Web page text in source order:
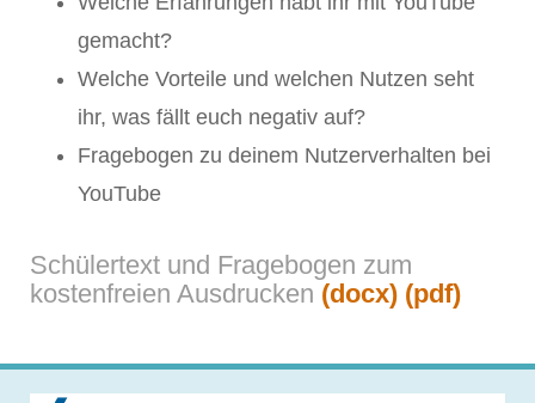
gemacht?
Welche Vorteile und welchen Nutzen seht
ihr, was fällt euch negativ auf?
Fragebogen zu deinem Nutzerverhalten bei
YouTube
Schülertext und Fragebogen zum
kostenfreien Ausdrucken (docx) (pdf)